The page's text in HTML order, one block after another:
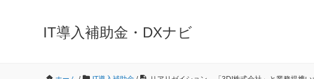
IT導入補助金・DXナビ